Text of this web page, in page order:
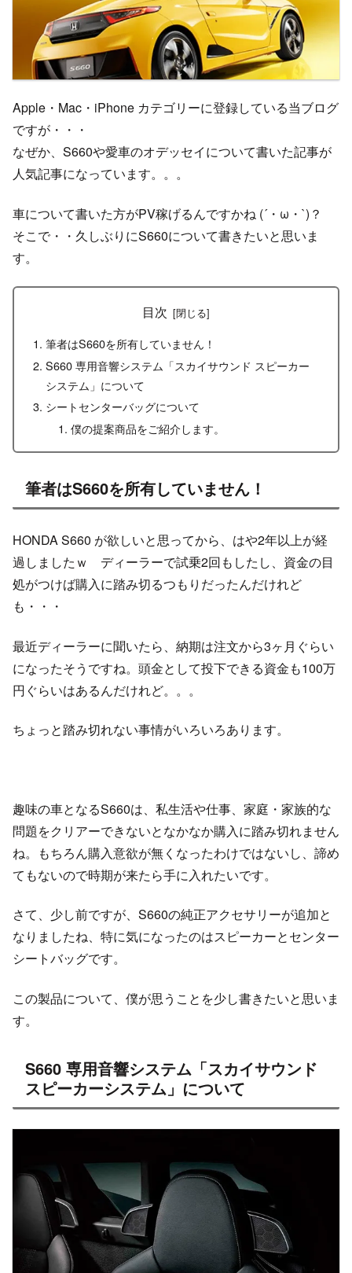
Apple・Mac・iPhone カテゴリーに登録している当ブログ
ですが・・・
なぜか、S660や愛車のオデッセイについて書いた記事が
人気記事になっています。。。
車について書いた方がPV稼げるんですかね (´・ω・`)？
そこで・・久しぶりにS660について書きたいと思いま
す。
目次
筆者はS660を所有していません！
S660 専用音響システム「スカイサウンド スピーカー
システム」について
シートセンターバッグについて
僕の提案商品をご紹介します。
筆者はS660を所有していません！
HONDA S660 が欲しいと思ってから、はや2年以上が経
過しましたｗ ディーラーで試乗2回もしたし、資金の目
処がつけば購入に踏み切るつもりだったんだけれど
も・・・
最近ディーラーに聞いたら、納期は注文から3ヶ月ぐらい
になったそうですね。頭金として投下できる資金も100万
円ぐらいはあるんだけれど。。。
ちょっと踏み切れない事情がいろいろあります。
趣味の車となるS660は、私生活や仕事、家庭・家族的な
問題をクリアーできないとなかなか購入に踏み切れません
ね。もちろん購入意欲が無くなったわけではないし、諦め
てもないので時期が来たら手に入れたいです。
さて、少し前ですが、S660の純正アクセサリーが追加と
なりましたね、特に気になったのはスピーカーとセンター
シートバッグです。
この製品について、僕が思うことを少し書きたいと思いま
す。
S660 専用音響システム「スカイサウンド
スピーカーシステム」について